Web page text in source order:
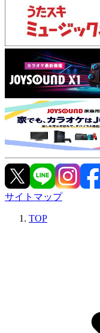
サイトマップ
TOP